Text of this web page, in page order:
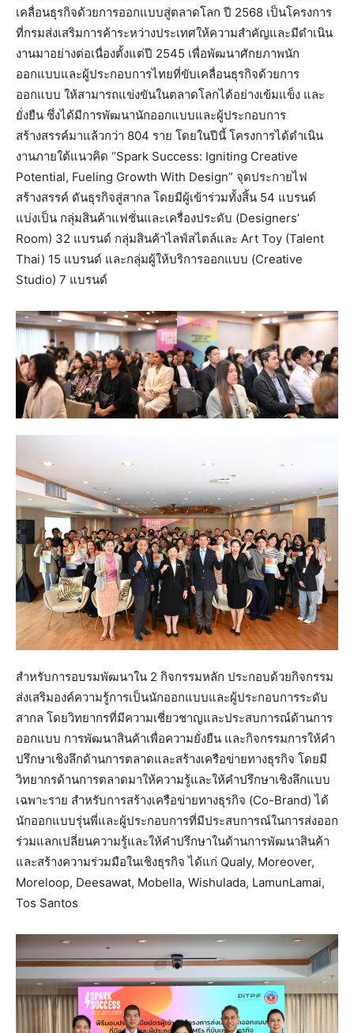
เคลื่อนธุรกิจด้วยการออกแบบสู่ตลาดโลก ปี 2568 เป็นโครงการ
ที่กรมส่งเสริมการค้าระหว่างประเทศให้ความสำคัญและมีดำเนิน
งานมาอย่างต่อเนื่องตั้งแต่ปี 2545 เพื่อพัฒนาศักยภาพนัก
ออกแบบและผู้ประกอบการไทยที่ขับเคลื่อนธุรกิจด้วยการ
ออกแบบ ให้สามารถแข่งขันในตลาดโลกได้อย่างเข้มแข็ง และ
ยั่งยืน ซึ่งได้มีการพัฒนานักออกแบบและผู้ประกอบการ
สร้างสรรค์มาแล้วกว่า 804 ราย โดยในปีนี้ โครงการได้ดำเนิน
งานภายใต้แนวคิด “Spark Success: Igniting Creative
Potential, Fueling Growth With Design” จุดประกายไฟ
สร้างสรรค์ ดันธุรกิจสู่สากล โดยมีผู้เข้าร่วมทั้งสิ้น 54 แบรนด์
แบ่งเป็น กลุ่มสินค้าแฟชั่นและเครื่องประดับ (Designers’
Room) 32 แบรนด์ กลุ่มสินค้าไลฟ์สไตล์และ Art Toy (Talent
Thai) 15 แบรนด์ และกลุ่มผู้ให้บริการออกแบบ (Creative
Studio) 7 แบรนด์
สำหรับการอบรมพัฒนาใน 2 กิจกรรมหลัก ประกอบด้วยกิจกรรม
ส่งเสริมองค์ความรู้การเป็นนักออกแบบและผู้ประกอบการระดับ
สากล โดยวิทยากรที่มีความเชี่ยวชาญและประสบการณ์ด้านการ
ออกแบบ การพัฒนาสินค้าเพื่อความยั่งยืน และกิจกรรมการให้คำ
ปรึกษาเชิงลึกด้านการตลาดและสร้างเครือข่ายทางธุรกิจ โดยมี
วิทยากรด้านการตลาดมาให้ความรู้และให้คำปรึกษาเชิงลึกแบบ
เฉพาะราย สำหรับการสร้างเครือข่ายทางธุรกิจ (Co-Brand) ได้
นักออกแบบรุ่นพี่และผู้ประกอบการที่มีประสบการณ์ในการส่งออก
ร่วมแลกเปลี่ยนความรู้และให้คำปรึกษาในด้านการพัฒนาสินค้า
และสร้างความร่วมมือในเชิงธุรกิจ ได้แก่ Qualy, Moreover,
Moreloop, Deesawat, Mobella, Wishulada, LamunLamai,
Tos Santos